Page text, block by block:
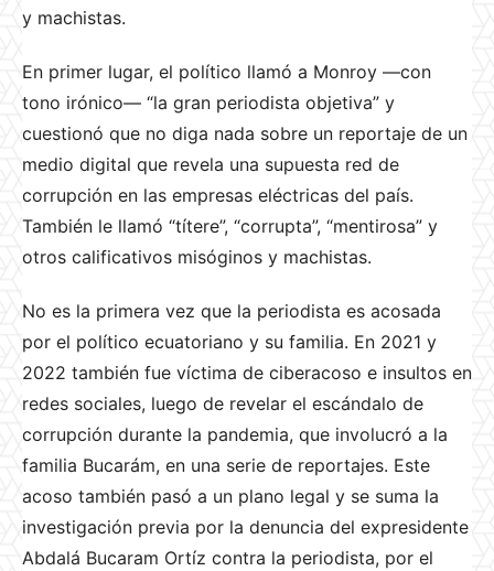
y machistas.
En primer lugar, el político llamó a Monroy —con
tono irónico— “la gran periodista objetiva” y
cuestionó que no diga nada sobre un reportaje de un
medio digital que revela una supuesta red de
corrupción en las empresas eléctricas del país.
También le llamó “títere”, “corrupta”, “mentirosa” y
otros calificativos misóginos y machistas.
No es la primera vez que la periodista es acosada
por el político ecuatoriano y su familia. En 2021 y
2022 también fue víctima de ciberacoso e insultos en
redes sociales, luego de revelar el escándalo de
corrupción durante la pandemia, que involucró a la
familia Bucarám, en una serie de reportajes. Este
acoso también pasó a un plano legal y se suma la
investigación previa por la denuncia del expresidente
Abdalá Bucaram Ortíz contra la periodista, por el